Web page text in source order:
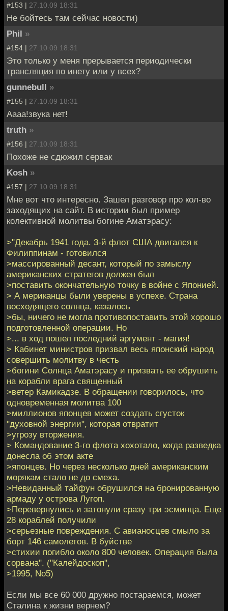
#153 | 27.10.09 18:31
Не бойтесь там сейчас новости)
Phil »
#154 | 27.10.09 18:31
Это только у меня прерывается периодически
трансляция по инету или у всех?
gunnebull »
#155 | 27.10.09 18:31
Аааа!звука нет!
truth »
#156 | 27.10.09 18:31
Похоже не сдюжил сервак
Kosh »
#157 | 27.10.09 18:31
Мне вот что интересно. Зашел разговор про кол-во
заходящих на сайт. В истории был пример
колективной молитвы богине Аматэрасу:
>"Декабрь 1941 года. 3-й флот США двигался к
Филиппинам - готовился
>массированный десант, который по замыслу
американских стратегов должен был
>поставить окончательную точку в войне с Японией.
> А мериканцы были уверены в успехе. Страна
восходящего солнца, казалось
>бы, ничего не могла противопоставить этой хорошо
подготовленной операции. Но
>... в ход пошел последний аргумент - магия!
> Кабинет министров призвал весь японский народ
совершить молитву в честь
>богини Солнца Аматэрасу и призвать ее обрушить
на корабли врага священный
>ветер Камикадзе. В обращении говорилось, что
одновременная молитва 100
>миллионов японцев может создать сгусток
"духовной энергии", которая отвратит
>угрозу вторжения.
> Командование 3-го флота хохотало, когда разведка
донесла об этом акте
>японцев. Но через несколько дней американским
морякам стало не до смеха.
>Невиданный тайфун обрушился на бронированную
армаду у острова Лугоп.
>Перевернулись и затонули сразу три эсминца. Еще
28 кораблей получили
>серьезные повреждения. С авианосцев смыло за
борт 146 самолетов. В буйстве
>стихии погибло около 800 человек. Операция была
сорвана". ("Калейдоскоп",
>1995, No5)
Если мы все 60 000 дружно постараемся, может
Сталина к жизни вернем?